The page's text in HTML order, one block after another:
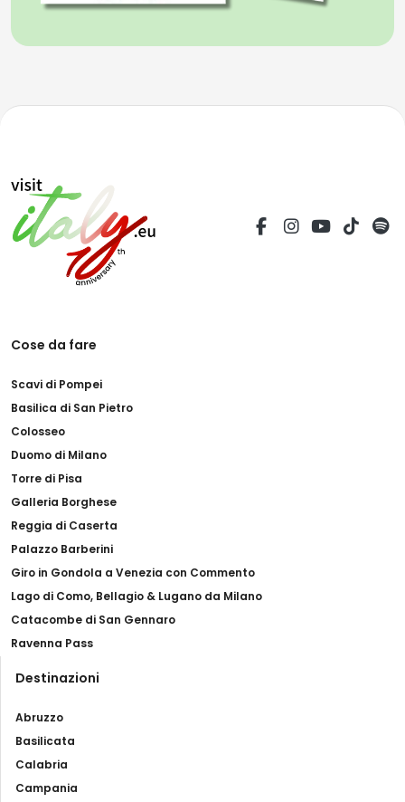
Cose da fare
Scavi di Pompei
Basilica di San Pietro
Colosseo
Duomo di Milano
Torre di Pisa
Galleria Borghese
Reggia di Caserta
Palazzo Barberini
Giro in Gondola a Venezia con Commento
Lago di Como, Bellagio & Lugano da Milano
Catacombe di San Gennaro
Ravenna Pass
Destinazioni
Abruzzo
Basilicata
Calabria
Campania